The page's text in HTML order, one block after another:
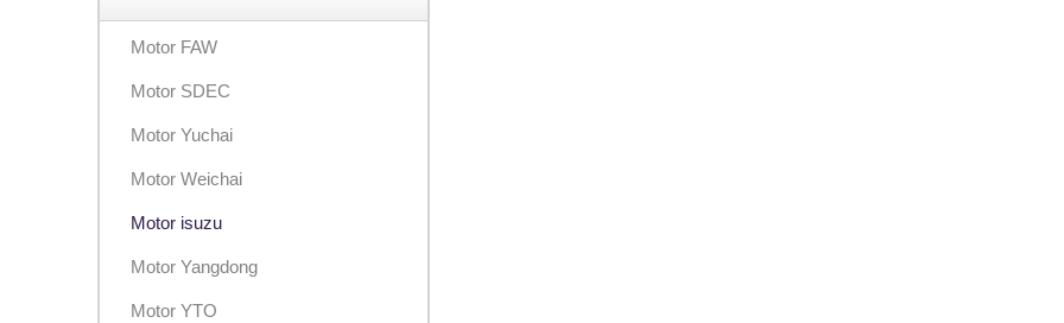
Motor FAW
Motor SDEC
Motor Yuchai
Motor Weichai
Motor isuzu
Motor Yangdong
Motor YTO